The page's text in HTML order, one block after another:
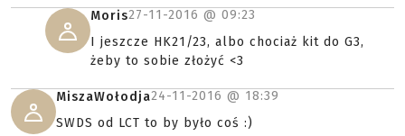
Moris27-11-2016 @ 09:23
I jeszcze HK21/23, albo chociaż kit do G3,
żeby to sobie złożyć <3
MiszaWołodja24-11-2016 @ 18:39
SWDS od LCT to by było coś :)